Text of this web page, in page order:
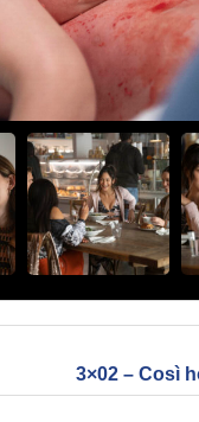
3×02 – Così